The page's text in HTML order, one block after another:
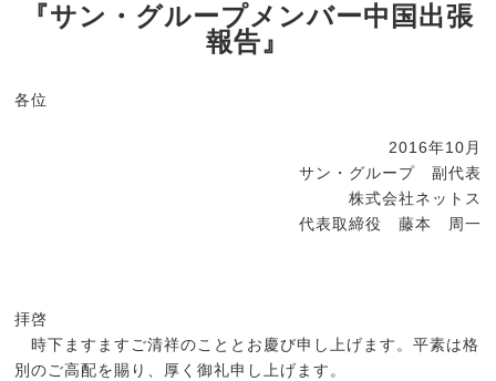
『サン・グループメンバー中国出張
報告』
各位
2016年10月
サン・グループ 副代表
株式会社ネットス
代表取締役 藤本 周一
拝啓
時下ますますご清祥のこととお慶び申し上げます。平素は格
別のご高配を賜り、厚く御礼申し上げます。